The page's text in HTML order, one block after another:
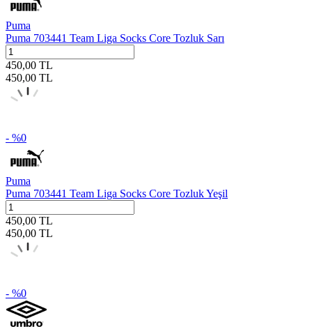
Puma
Puma 703441 Team Liga Socks Core Tozluk Sarı
450,00 TL
450,00 TL
- %0
Puma
Puma 703441 Team Liga Socks Core Tozluk Yeşil
450,00 TL
450,00 TL
- %0